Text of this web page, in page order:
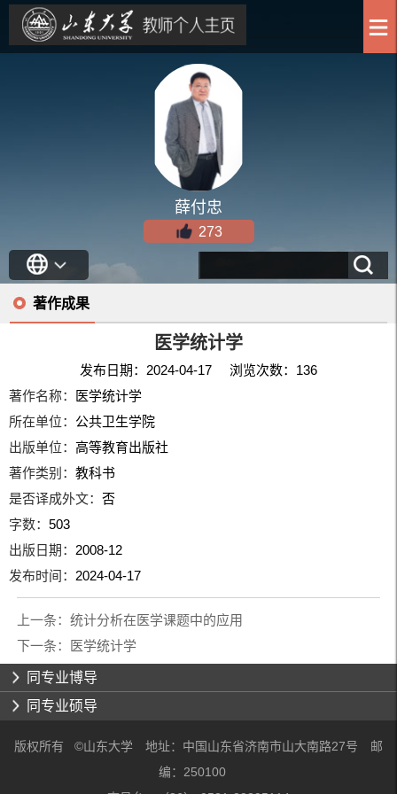
薛付忠
273
著作成果
医学统计学
发布日期：2024-04-17 浏览次数： 136
著作名称： 医学统计学
所在单位： 公共卫生学院
出版单位：高等教育出版社
著作类别：教科书
是否译成外文：否
字数：503
出版日期： 2008-12
发布时间： 2024-04-17
上一条： 统计分析在医学课题中的应用
下一条：
医学统计学
同专业博导
同专业硕导
版权所有 ©山东大学 地址：中国山东省济南市山大南路27号 邮
编：250100